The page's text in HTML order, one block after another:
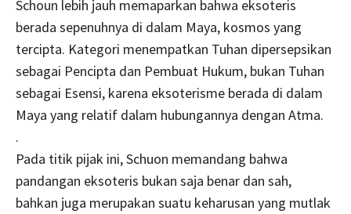
Schoun lebih jauh memaparkan bahwa eksoteris
berada sepenuhnya di dalam Maya, kosmos yang
tercipta. Kategori menempatkan Tuhan dipersepsikan
sebagai Pencipta dan Pembuat Hukum, bukan Tuhan
sebagai Esensi, karena eksoterisme berada di dalam
Maya yang relatif dalam hubungannya dengan Atma.
.
Pada titik pijak ini, Schuon memandang bahwa
pandangan eksoteris bukan saja benar dan sah,
bahkan juga merupakan suatu keharusan yang mutlak